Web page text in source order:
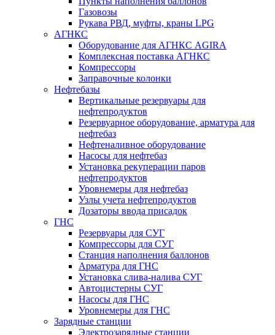
Газовозы
Рукава РВД, муфты, краны LPG
АГНКС
Оборудование для АГНКС AGIRA
Комплексная поставка АГНКС
Компрессоры
Заправочные колонки
Нефтебазы
Вертикальные резервуары для
нефтепродуктов
Резервуарное оборудование, арматура для
нефтебаз
Нефтеналивное оборудование
Насосы для нефтебаз
Установка рекуперации паров
нефтепродуктов
Уровнемеры для нефтебаз
Узлы учета нефтепродуктов
Дозаторы ввода присадок
ГНС
Резервуары для СУГ
Компрессоры для СУГ
Станция наполнения баллонов
Арматура для ГНС
Установка слива-налива СУГ
Автоцистерны СУГ
Насосы для ГНС
Уровнемеры для ГНС
Зарядные станции
Электрозарядные станции